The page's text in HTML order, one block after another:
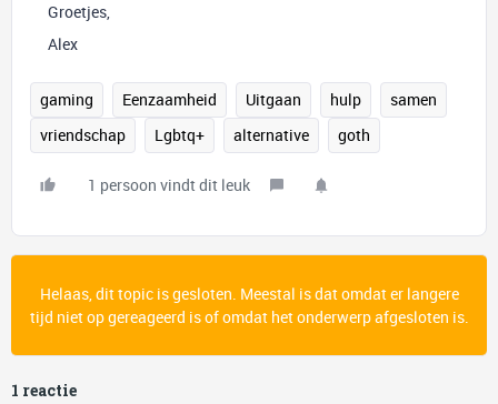
Groetjes,
Alex
gaming Eenzaamheid Uitgaan hulp
samen
vriendschap
Lgbtq+ alternative goth
1 persoon vindt dit leuk
Helaas, dit topic is gesloten. Meestal is dat omdat er langere
tijd niet op gereageerd is of omdat het onderwerp afgesloten is.
1 reactie